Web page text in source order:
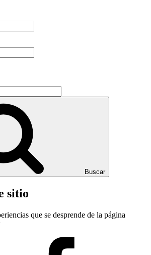
Buscar
sitio
que se desprende de la página